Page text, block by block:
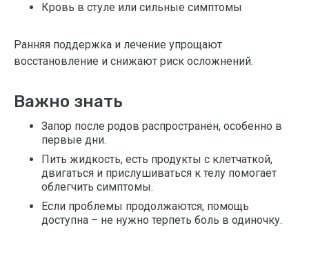
Кровь в стуле или сильные симптомы
Ранняя поддержка и лечение упрощают
восстановление и снижают риск осложнений.
Важно знать
Запор после родов распространён, особенно в
первые дни.
Пить жидкость, есть продукты с клетчаткой,
двигаться и прислушиваться к телу помогает
облегчить симптомы.
Если проблемы продолжаются, помощь
доступна – не нужно терпеть боль в одиночку.